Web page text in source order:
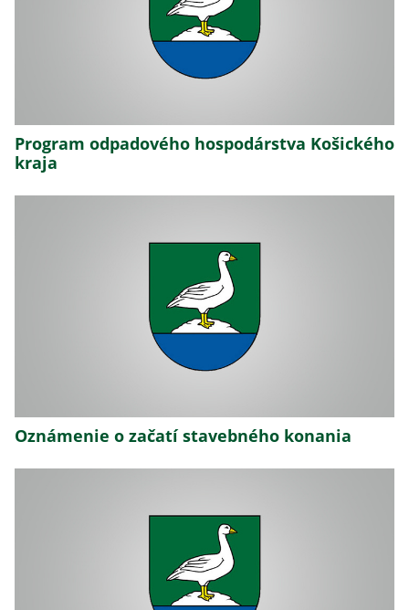
Program odpadového hospodárstva Košického
kraja
Oznámenie o začatí stavebného konania